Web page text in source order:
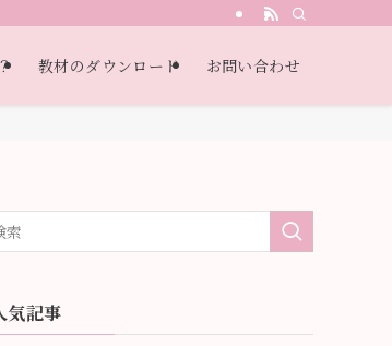
）
教材のダウンロード お問い合わせ
気記事